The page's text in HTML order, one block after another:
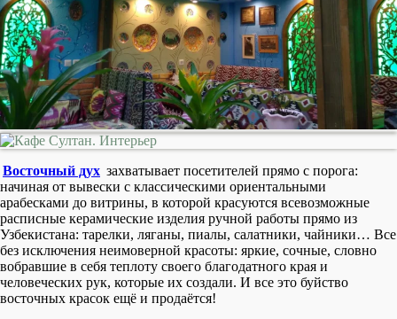
Восточный дух захватывает посетителей прямо с порога:
начиная от вывески с классическими ориентальными
арабесками до витрины, в которой красуются всевозможные
расписные керамические изделия ручной работы прямо из
Узбекистана: тарелки, ляганы, пиалы, салатники, чайники… Все
без исключения неимоверной красоты: яркие, сочные, словно
вобравшие в себя теплоту своего благодатного края и
человеческих рук, которые их создали. И все это буйство
восточных красок ещё и продаётся!